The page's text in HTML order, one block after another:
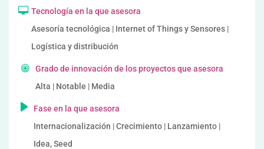
Tecnología en la que asesora
Asesoría tecnológica | Internet of Things y Sensores |
Logística y distribución
Grado de innovación de los proyectos que asesora
Alta | Notable | Media
Fase en la que asesora
Internacionalización | Crecimiento | Lanzamiento |
Idea, Seed